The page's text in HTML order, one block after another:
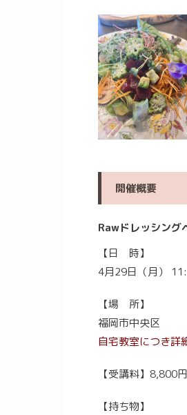
開催概要
Rawドレッシング
【日 時】
4月29日（月）
【場 所】
福岡市中央区
自宅教室につき詳
【受講料】8,800
【持ち物】